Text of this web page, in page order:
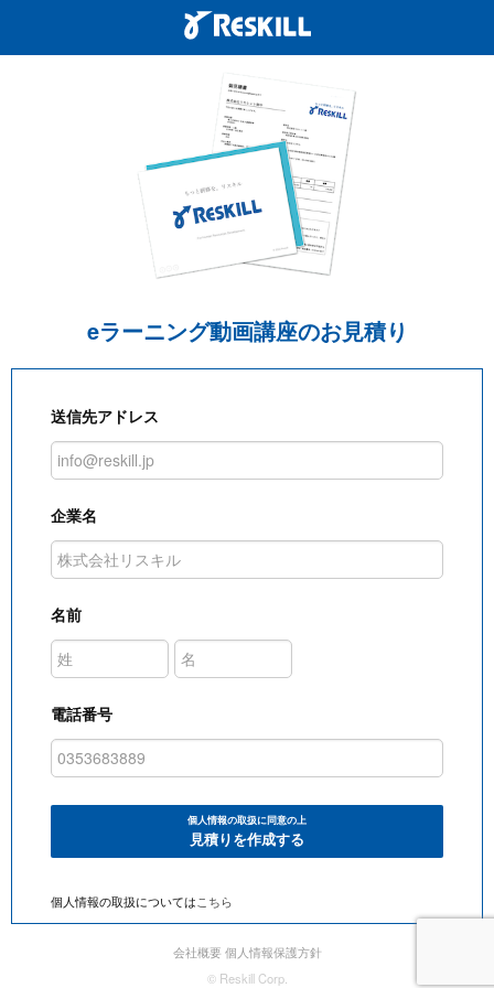
eラーニング動画講座のお見積り
送信先アドレス
企業名
名前
電話番号
個人情報の取扱に同意の上
見積りを作成する
個人情報の取扱についてはこちら
会社概要 個人情報保護方針
© Reskill Corp.